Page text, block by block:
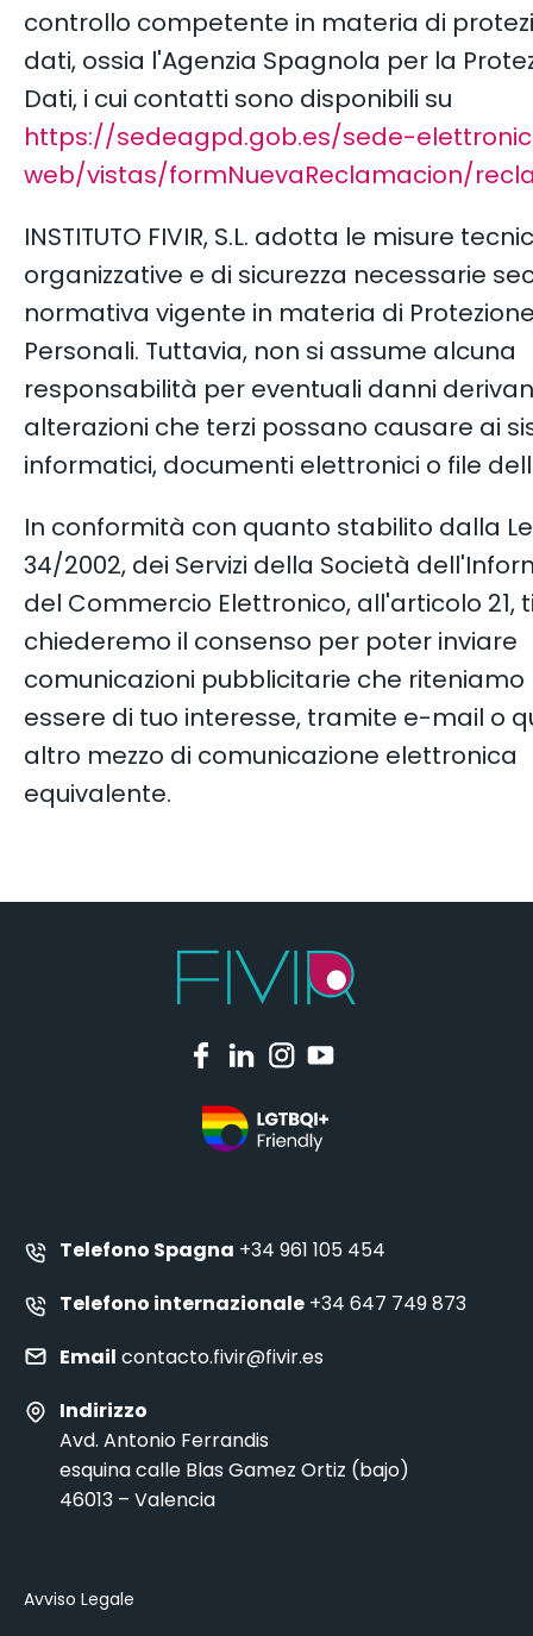
controllo competente in materia di
dati, ossia l'Agenzia Spagnola per la
Dati, i cui contatti sono disponibili su
https://sedeagpd.gob.es/sede-
web/vistas/formNuevaReclamacion/
INSTITUTO FIVIR, S.L. adotta le misure
organizzative e di sicurezza necessarie
normativa vigente in materia di
Personali. Tuttavia, non si assume alcuna
responsabilità per eventuali danni
alterazioni che terzi possano causare ai
informatici, documenti elettronici o file
In conformità con quanto stabilito dalla
34/2002, dei Servizi della Società
del Commercio Elettronico, all'articolo 21,
chiederemo il consenso per poter inviare
comunicazioni pubblicitarie che
essere di tuo interesse, tramite e-mail o
altro mezzo di comunicazione elettronica
equivalente.
Telefono Spagna +34 961 105 454
Telefono internazionale +34 647 749 873
Email contacto.fivir@fivir.es
Indirizzo
Avd. Antonio Ferrandis
esquina calle Blas Gamez Ortiz (bajo)
46013 – Valencia
Avviso Legale